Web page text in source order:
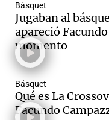
Básquet
Jugaban al
apareció
momento
Básquet
Qué es La
Facundo